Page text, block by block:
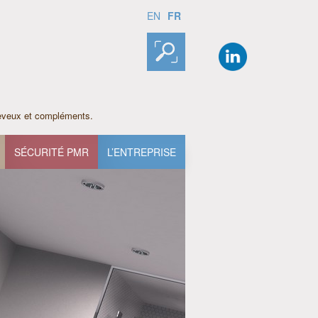
EN FR
et compléments.
SÉCURITÉ PMR L’ENTREPRISE